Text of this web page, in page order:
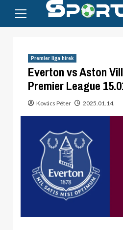
content
Menu
Premier liga hírek
Everton vs Aston
Premier League
Kovács Péter 2025.01.14.